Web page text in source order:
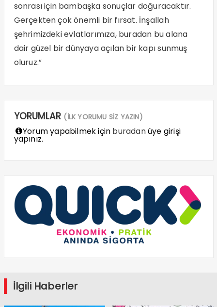
sonrası için bambaşka sonuçlar doğuracaktır.
Gerçekten çok önemli bir fırsat. İnşallah
şehrimizdeki evlatlarımıza, buradan bu alana
dair güzel bir dünyaya açılan bir kapı sunmuş
oluruz.”
YORUMLAR (İLK YORUMU SİZ YAZIN)
Yorum yapabilmek için buradanüye girişi
yapınız.
İlgili Haberler